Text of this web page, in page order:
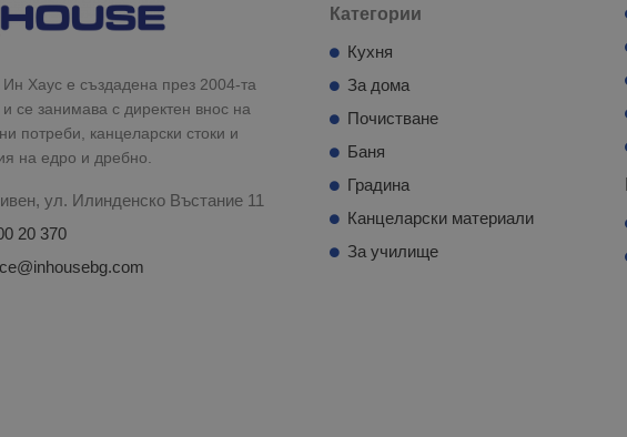
Хаус е създадена през 2004-та
и се занимава с директен внос на
потреби, канцеларски стоки и
на едро и дребно.
ул. Илинденско Въстание 11
20 370
Категории
Кухня
За дома
Почистване
Баня
Градина
Канцеларски материали
За училище